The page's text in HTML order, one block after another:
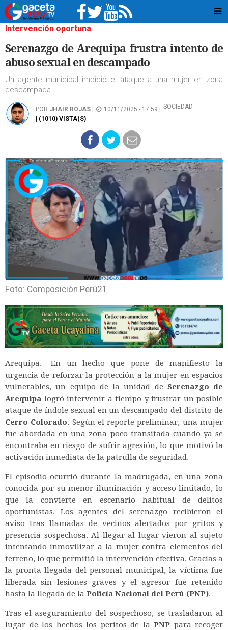
Intervención oportuna
Serenazgo de Arequipa frustra intento de
abuso sexual en descampado
Un agente municipal impidió el ataque a una mujer en zona
descampada.
POR JHAIR ROJAS 10/11/2025 - 17:59 |
SOCIEDAD
| (1010) VISTA(S)
Foto: Composición Perú21
Arequipa. -En un hecho que pone de manifiesto la
urgencia de reforzar la protección a la mujer en espacios
vulnerables, un equipo de la unidad de Serenazgo de
Arequipa logró intervenir a tiempo y frustrar un posible
ataque de índole sexual en un descampado del distrito de
Cerro Colorado. Según el reporte preliminar, una mujer
fue abordada en una zona poco transitada cuando ya se
encontraba en riesgo de sufrir agresión, lo que motivó la
activación inmediata de la patrulla de seguridad.
El episodio ocurrió durante la madrugada, en una zona
conocida por su menor iluminación y acceso limitado, lo
que la convierte en escenario habitual de delitos
oportunistas. Los agentes del serenazgo recibieron el
aviso tras llamadas de vecinos alertados por gritos y
presencia sospechosa. Al llegar al lugar vieron al sujeto
intentando inmovilizar a la mujer contra elementos del
terreno, lo que permitió la intervención efectiva. Gracias a
la pronta llegada del personal municipal, la víctima fue
liberada sin lesiones graves y el agresor fue retenido
hasta la llegada de la Policía Nacional del Perú (PNP).
Tras el aseguramiento del sospechoso, se trasladaron al
lugar de los hechos los peritos de la PNP para recoger